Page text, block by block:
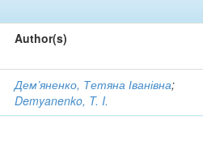
Author(s)
Дем’яненко, Тетяна Іванівна;
Demyanenko, T. I.